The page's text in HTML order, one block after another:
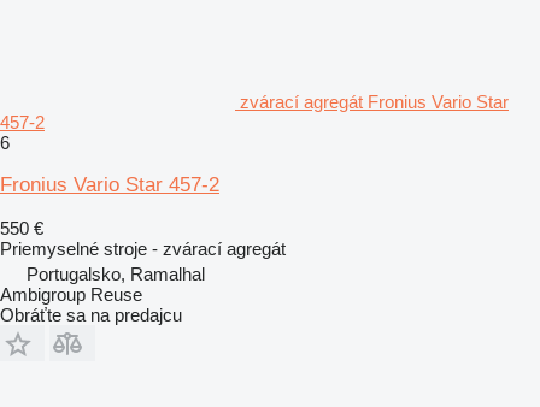
zvárací agregát Fronius Vario Star
457-2
6
Fronius Vario Star 457-2
550 €
Priemyselné stroje - zvárací agregát
Portugalsko, Ramalhal
Ambigroup Reuse
Obráťte sa na predajcu